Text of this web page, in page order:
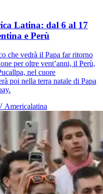
Latina: dal 6 al 17
e Perù
che vedrà il Papa far ritorno
per oltre vent’anni, il Perù,
nel cuore
poi nella terra natale di Papa
Americalatina